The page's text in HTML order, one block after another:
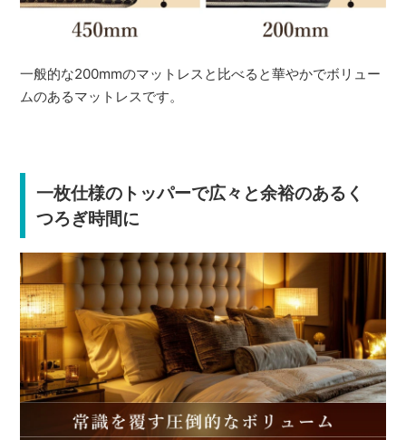
一般的な200mmのマットレスと比べると華やかでボリュー
ムのあるマットレスです。
一枚仕様のトッパーで広々と余裕のあるく
つろぎ時間に